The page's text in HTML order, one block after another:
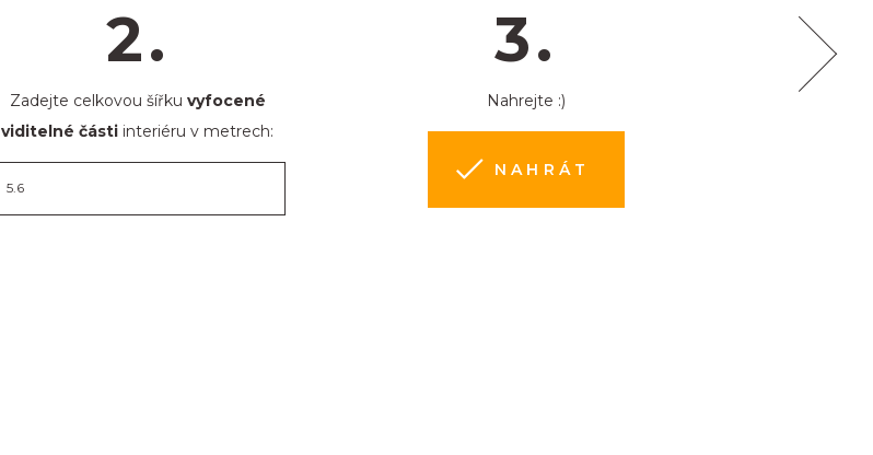
2.
Zadejte celkovou šířku vyfocené
viditelné části interiéru v metrech:
3.
Nahrejte :)
NAHRÁT